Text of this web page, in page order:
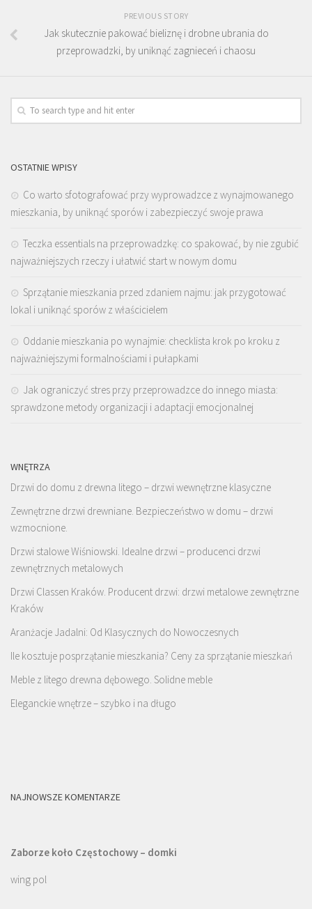
PREVIOUS STORY
Jak skutecznie pakować bieliznę i drobne ubrania do
przeprowadzki, by uniknąć zagnieceń i chaosu
OSTATNIE WPISY
Co warto sfotografować przy wyprowadzce z wynajmowanego
mieszkania, by uniknąć sporów i zabezpieczyć swoje prawa
Teczka essentials na przeprowadzkę: co spakować, by nie zgubić
najważniejszych rzeczy i ułatwić start w nowym domu
Sprzątanie mieszkania przed zdaniem najmu: jak przygotować
lokal i uniknąć sporów z właścicielem
Oddanie mieszkania po wynajmie: checklista krok po kroku z
najważniejszymi formalnościami i pułapkami
Jak ograniczyć stres przy przeprowadzce do innego miasta:
sprawdzone metody organizacji i adaptacji emocjonalnej
WNĘTRZA
Drzwi do domu z drewna litego – drzwi wewnętrzne klasyczne
Zewnętrzne drzwi drewniane. Bezpieczeństwo w domu – drzwi
wzmocnione.
Drzwi stalowe Wiśniowski. Idealne drzwi – producenci drzwi
zewnętrznych metalowych
Drzwi Classen Kraków. Producent drzwi: drzwi metalowe zewnętrzne
Kraków
Aranżacje Jadalni: Od Klasycznych do Nowoczesnych
Ile kosztuje posprzątanie mieszkania? Ceny za sprzątanie mieszkań
Meble z litego drewna dębowego. Solidne meble
Eleganckie wnętrze – szybko i na długo
NAJNOWSZE KOMENTARZE
Zaborze koło Częstochowy – domki
wing pol